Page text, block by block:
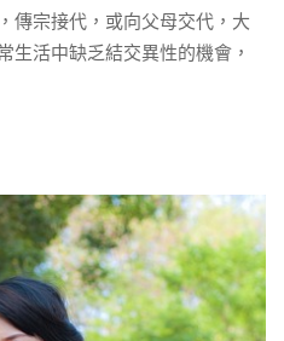
傳宗接代，或向父母交代，大
生活中缺乏結交異性的機會，